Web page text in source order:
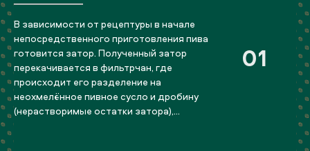
В зависимости от рецептуры в начале
непосредственного приготовления пива
готовится затор. Полученный затор
перекачивается в фильтрчан, где
происходит его разделение на
неохмелённое пивное сусло и дробину
(нерастворимые остатки затора),
01